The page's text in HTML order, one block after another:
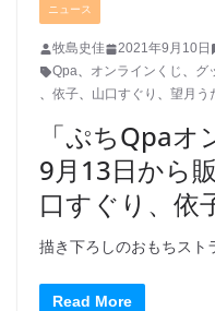
ニュース
牧島史佳 2021年9月10日
Qpa、 オンラインくじ 、 グ
、 依子、 山口すぐり 、 望月う
「ぷちQpaオ
9月13日から
口すぐり、依
描き下ろしのおもちスト
Read More